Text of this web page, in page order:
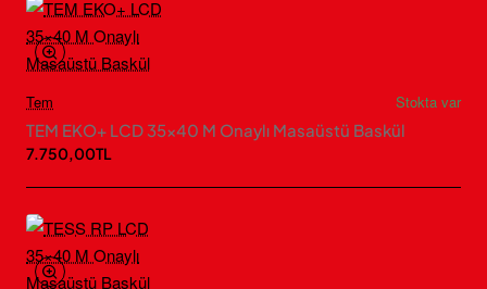
Tem
Stokta var
TEM EKO+ LCD 35×40 M Onaylı Masaüstü Baskül
7.750,00TL